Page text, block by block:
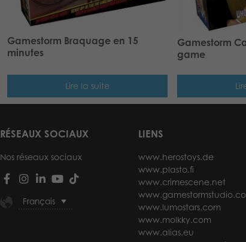
Gamestorm Braquage en 15
minutes
Lire la suite
Gamestorm
game
RÉSEAUX SOCIAUX
Nos réseaux sociaux
Français
LIENS
www.herostoys.de
www.plasto.fi
www.crimescene.net
www.lumostars.com
www.molkky.com
www.alias.eu